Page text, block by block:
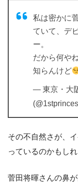
私は密かに
ていて、デ
ー。
だから何や
知らんけど
— 東京・大
その不自然さが、
っているのかもしれ
菅田将暉さんの鼻